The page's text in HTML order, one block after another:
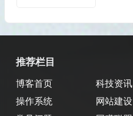
推荐栏目
博客首页 科技资讯
操作系统
网站建设